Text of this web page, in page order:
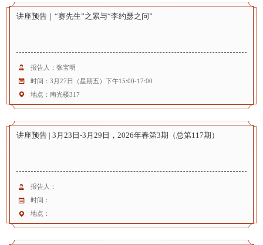
讲座预告｜“赛先生”之累与“李约瑟之问”
报告人：张宝明
时间：3月27日（星期五）下午15:00-17:00
地点：南光楼317
讲座预告 | 3月23日-3月29日，2026年春第3期（总第117期）
报告人：
时间：
地点：